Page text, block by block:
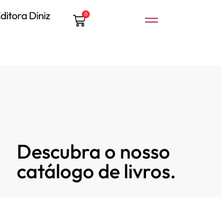
0
Descubra o nosso
catálogo de livros.